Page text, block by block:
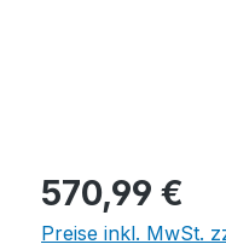
Regulärer Preis:
570,99 €
Preise inkl. MwSt.